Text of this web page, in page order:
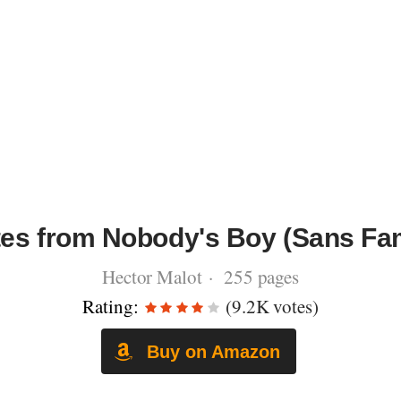
from Nobody's Boy (Sans
Hector Malot · 255 pages
Rating:
(9.2K votes)
Buy on Amazon